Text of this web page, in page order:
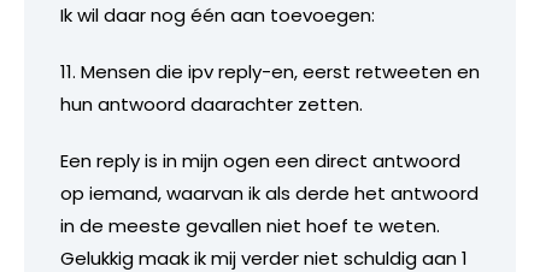
Ik wil daar nog één aan toevoegen:
11. Mensen die ipv reply-en, eerst retweeten en
hun antwoord daarachter zetten.
Een reply is in mijn ogen een direct antwoord
op iemand, waarvan ik als derde het antwoord
in de meeste gevallen niet hoef te weten.
Gelukkig maak ik mij verder niet schuldig aan 1